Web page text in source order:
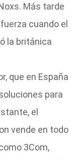
Más tarde
cuando el
la británica
que en España
para
el
vende en todo
3Com,